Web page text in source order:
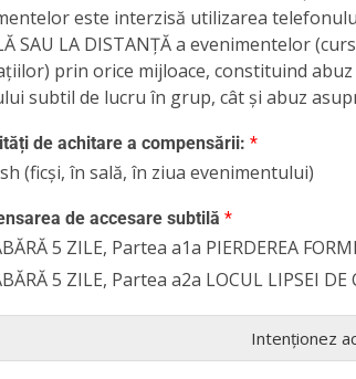
este interzisă utilizarea telefonului
SAU LA DISTANȚĂ a evenimentelor
prin orice mijloace, constituind
subtil de lucru în grup, cât și abuz
de achitare a compensării: *
(ficși, în sală, în ziua evenimentului)
de accesare subtilă *
5 ZILE, Partea a1a PIERDEREA
5 ZILE, Partea a2a LOCUL LIPSEI DE
Intenționez